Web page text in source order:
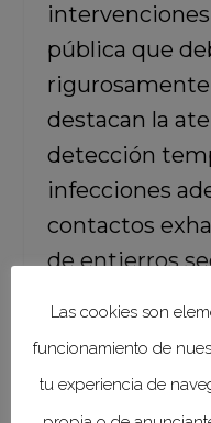
pública que
destacan la
detección
infecciones
contactos
de entierros
Las cookies son
funcionamiento de
tu experiencia de